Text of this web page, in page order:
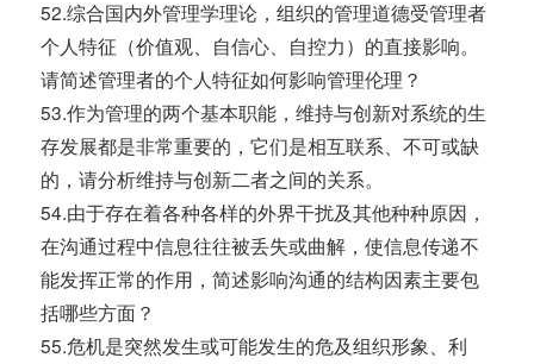
52.综合国内外管理学理论，组织的管理道德受管理者
个人特征（价值观、自信心、自控力）的直接影响。
请简述管理者的个人特征如何影响管理伦理？
53.作为管理的两个基本职能，维持与创新对系统的生
存发展都是非常重要的，它们是相互联系、不可或缺
的，请分析维持与创新二者之间的关系。
54.由于存在着各种各样的外界干扰及其他种种原因，
在沟通过程中信息往往被丢失或曲解，使信息传递不
能发挥正常的作用，简述影响沟通的结构因素主要包
括哪些方面？
55.危机是突然发生或可能发生的危及组织形象、利